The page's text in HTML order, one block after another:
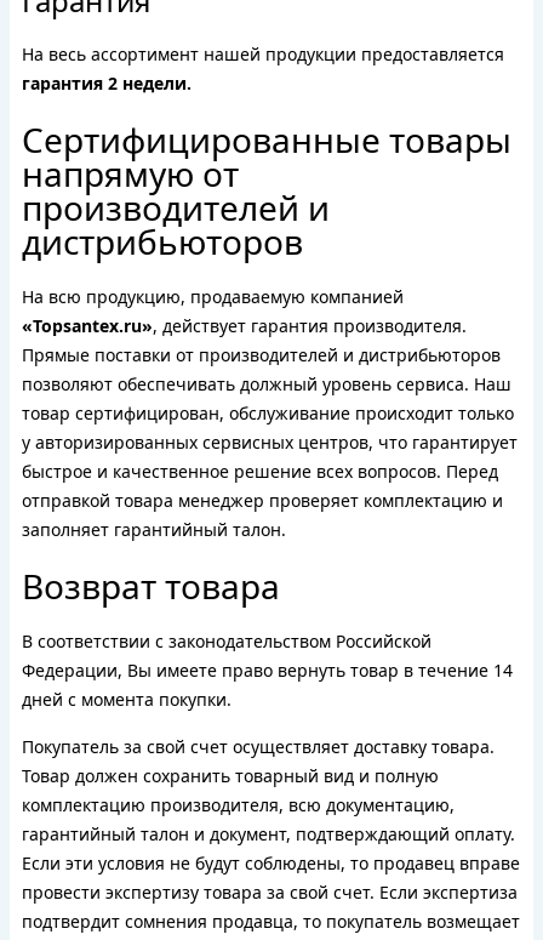
На весь ассортимент нашей продукции предоставляется
гарантия 2 недели.
Сертифицированные товары
напрямую от
производителей и
дистрибьюторов
На всю продукцию, продаваемую компанией
«Topsantex.ru», действует гарантия производителя.
Прямые поставки от производителей и дистрибьюторов
позволяют обеспечивать должный уровень сервиса. Наш
товар сертифицирован, обслуживание происходит только
у авторизированных сервисных центров, что гарантирует
быстрое и качественное решение всех вопросов. Перед
отправкой товара менеджер проверяет комплектацию и
заполняет гарантийный талон.
Возврат товара
В соответствии с законодательством Российской
Федерации, Вы имеете право вернуть товар в течение 14
дней с момента покупки.
Покупатель за свой счет осуществляет доставку товара.
Товар должен сохранить товарный вид и полную
комплектацию производителя, всю документацию,
гарантийный талон и документ, подтверждающий оплату.
Если эти условия не будут соблюдены, то продавец вправе
провести экспертизу товара за свой счет. Если экспертиза
подтвердит сомнения продавца, то покупатель возмещает